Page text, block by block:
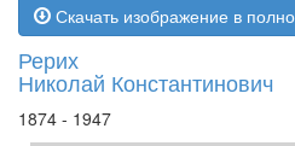
Скачать изображение в
Рерих
Николай Константинович
1874 - 1947